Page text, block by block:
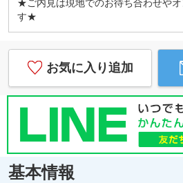
★ご内見は現地でのお待ち合わせや
す★
お気に入り追加
基本情報